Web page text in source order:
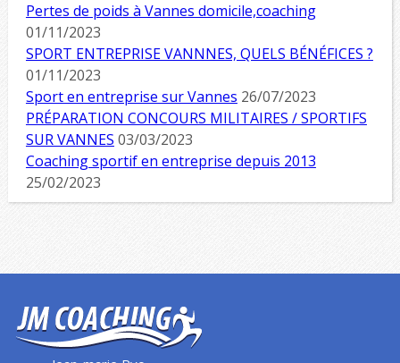
Pertes de poids à Vannes domicile,coaching
01/11/2023
SPORT ENTREPRISE VANNNES, QUELS BÉNÉFICES ?
01/11/2023
Sport en entreprise sur Vannes 26/07/2023
PRÉPARATION CONCOURS MILITAIRES / SPORTIFS
SUR VANNES 03/03/2023
Coaching sportif en entreprise depuis 2013
25/02/2023